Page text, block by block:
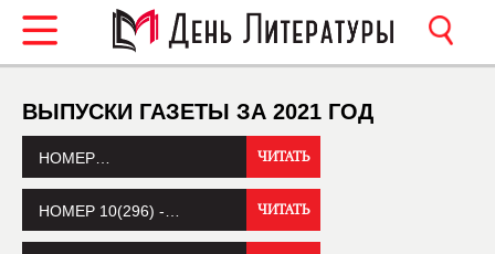
ВЫПУСКИ ГАЗЕТЫ ЗА 2021 ГОД
НОМЕР… ЧИТАТЬ
НОМЕР 10(296) -… ЧИТАТЬ